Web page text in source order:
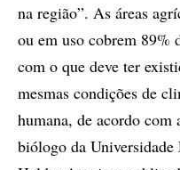
na região”. As áreas
ou em uso cobrem 89%
com o que deve ter
mesmas condições de
humana, de acordo com
biólogo da